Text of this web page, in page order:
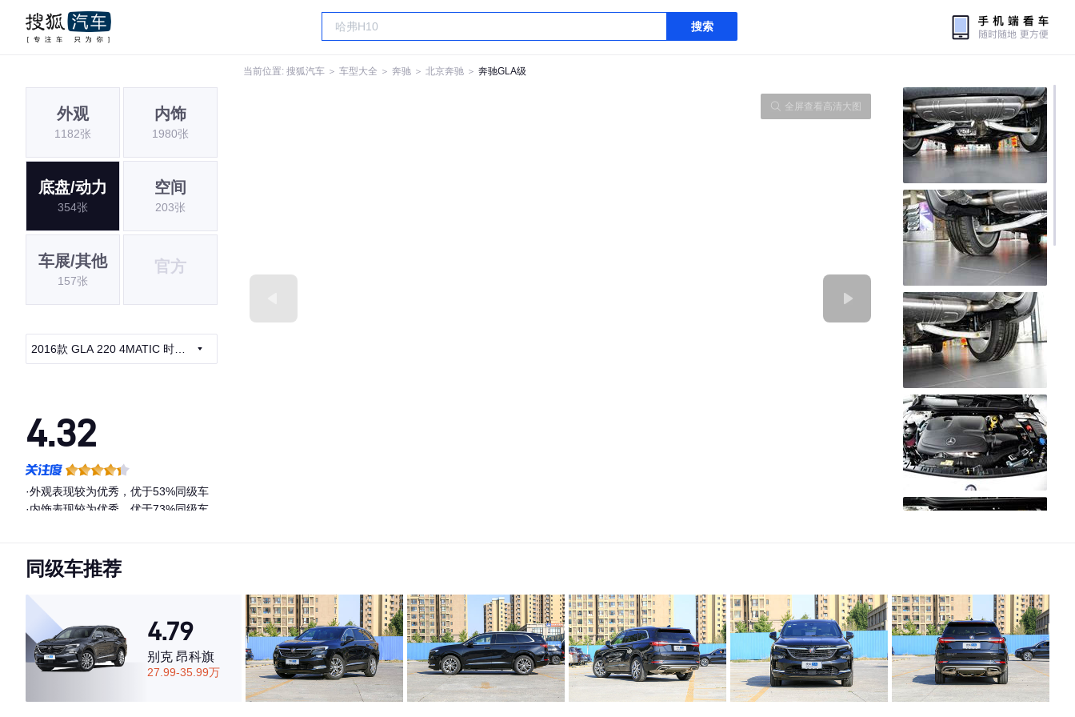
搜索
当前位置: 搜狐汽车 ＞ 车型大全 ＞ 奔驰 ＞ 北京奔驰 ＞ 奔驰GLA级
外观
1182张
内饰
1980张
底盘/动力
354张
空间
203张
车展/其他
157张
官方
2016款 GLA 220 4MATIC 时尚
4.32
·外观表现较为优秀，优于53%同级车
·内饰表现较为优秀，优于73%同级车
全屏查看高清大图
同级车推荐
4.79
别克 昂科旗
27.99-35.99万